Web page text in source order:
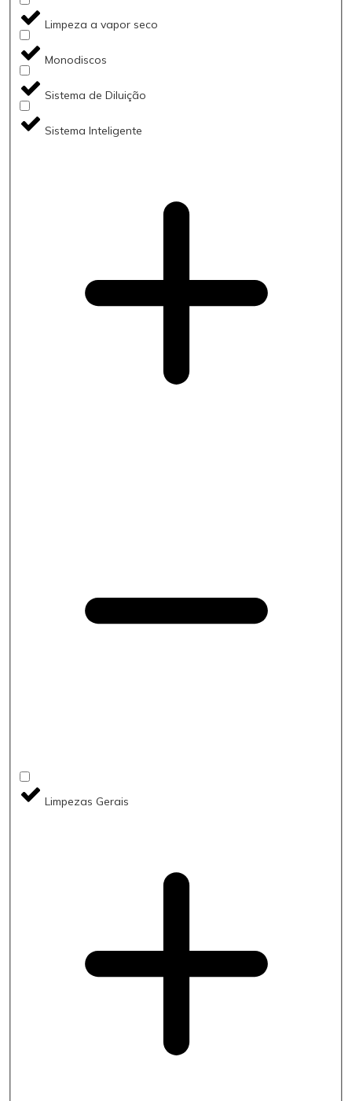
Limpeza a vapor seco
Monodiscos
Sistema de Diluição
Sistema Inteligente
Limpezas Gerais